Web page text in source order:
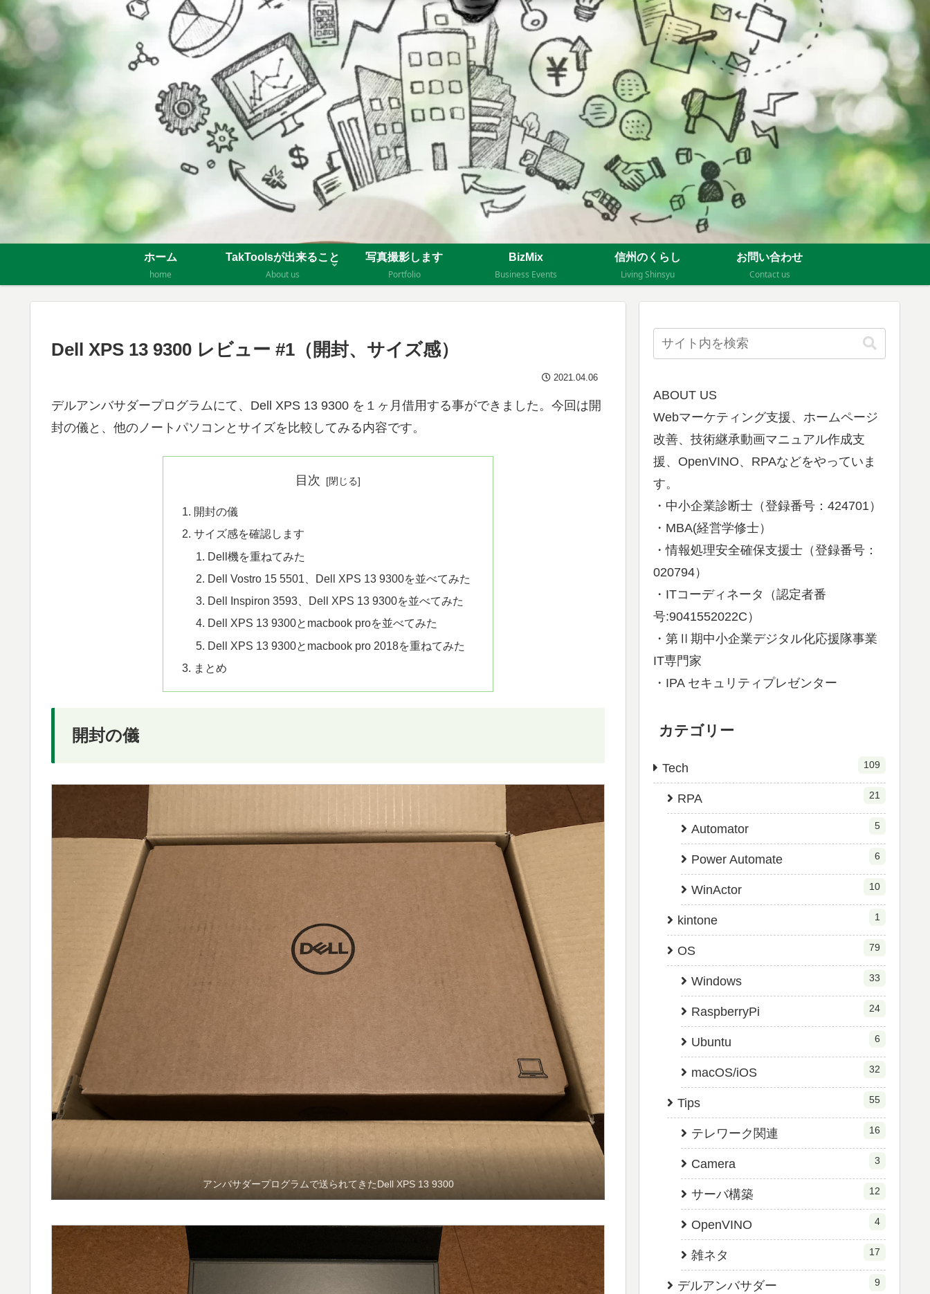
ホーム
home
TakToolsが出来ること
About us
写真撮影します
Portfolio
BizMix
Business Events
信州のくらし
Living Shinsyu
お問い合わせ
Contact us
Dell XPS 13 9300 レビュー #1（開封、サイズ感）
2021.04.06
デルアンバサダープログラムにて、Dell XPS 13 9300 を１ヶ月借用する事ができました。今回は開
封の儀と、他のノートパソコンとサイズを比較してみる内容です。
目次
開封の儀
サイズ感を確認します
Dell機を重ねてみた
Dell Vostro 15 5501、Dell XPS 13 9300を並べてみた
Dell Inspiron 3593、Dell XPS 13 9300を並べてみた
Dell XPS 13 9300とmacbook proを並べてみた
Dell XPS 13 9300とmacbook pro 2018を重ねてみた
まとめ
開封の儀
アンバサダープログラムで送られてきたDell XPS 13 9300
ABOUT US
Webマーケティング支援、ホームページ
改善、技術継承動画マニュアル作成支
援、OpenVINO、RPAなどをやっていま
す。
・中小企業診断士（登録番号：424701）
・MBA(経営学修士）
・情報処理安全確保支援士（登録番号：
020794）
・ITコーディネータ（認定者番
号:9041552022C）
・第Ⅱ期中小企業デジタル化応援隊事業
IT専門家
・IPA セキュリティプレゼンター
カテゴリー
Tech 109
RPA 21
Automator 5
Power Automate 6
WinActor 10
kintone 1
OS 79
Windows 33
RaspberryPi 24
Ubuntu 6
macOS/iOS 32
Tips 55
テレワーク関連 16
Camera 3
サーバ構築 12
OpenVINO 4
雑ネタ 17
デルアンバサダー 9